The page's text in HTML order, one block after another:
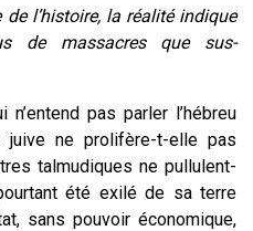
l’histoire, la réalité indique
de massacres que sus-
pas parler l’hébreu
ne prolifère-t-elle pas
talmudiques ne pullulent-
été exilé de sa terre
sans pouvoir économique,